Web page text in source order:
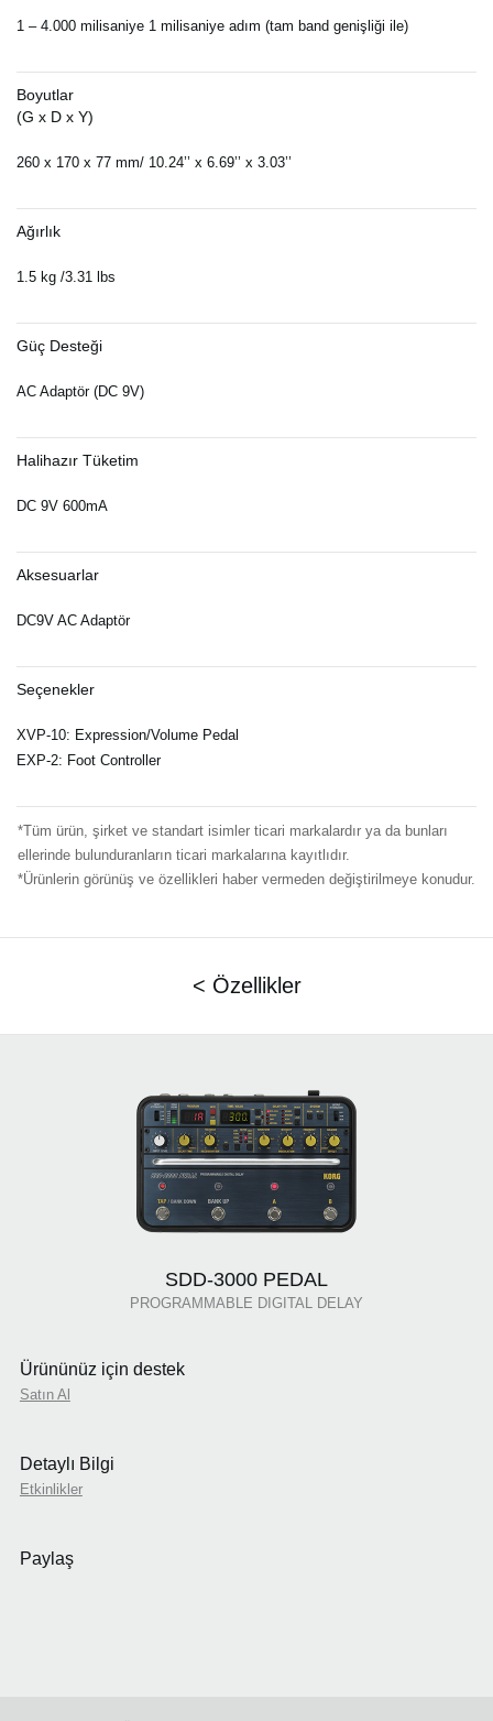
1 – 4.000 milisaniye 1 milisaniye adım (tam band genişliği ile)
Boyutlar
(G x D x Y)
260 x 170 x 77 mm/ 10.24’’ x 6.69’’ x 3.03’’
Ağırlık
1.5 kg /3.31 lbs
Güç Desteği
AC Adaptör (DC 9V)
Halihazır Tüketim
DC 9V 600mA
Aksesuarlar
DC9V AC Adaptör
Seçenekler
XVP-10: Expression/Volume Pedal
EXP-2: Foot Controller
*Tüm ürün, şirket ve standart isimler ticari markalardır ya da bunları
ellerinde bulunduranların ticari markalarına kayıtlıdır.
*Ürünlerin görünüş ve özellikleri haber vermeden değiştirilmeye konudur.
< Özellikler
SDD-3000 PEDAL
PROGRAMMABLE DIGITAL DELAY
Ürününüz için destek
Satın Al
Detaylı Bilgi
Etkinlikler
Paylaş